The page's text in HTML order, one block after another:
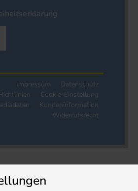
Impressum
Datenschutz
Cookie-Einstellung
Kundeninformation
Widerrufsrecht